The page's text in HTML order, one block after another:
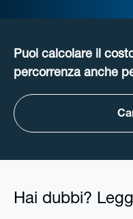
Puoi calcolare il
percorrenza anche
Hai dubbi?